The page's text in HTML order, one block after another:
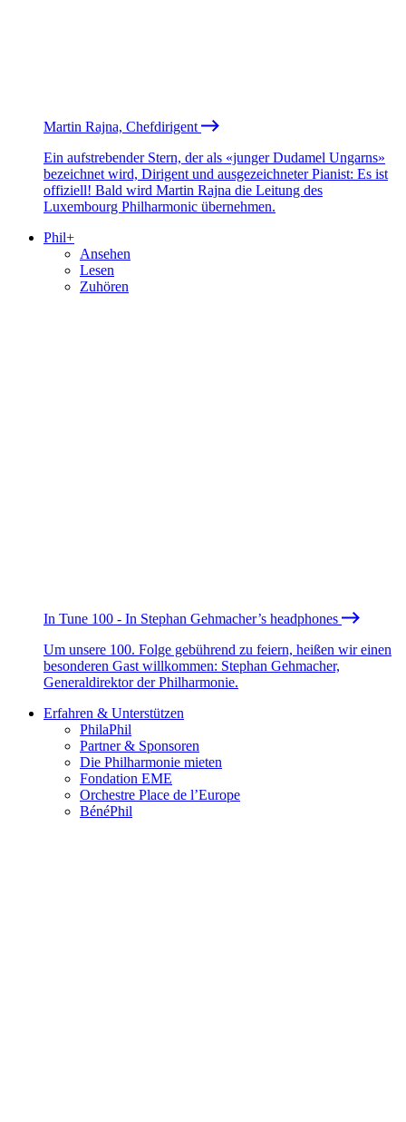
Martin Rajna, Chefdirigent
Ein aufstrebender Stern, der als «junger Dudamel Ungarns»
bezeichnet wird, Dirigent und ausgezeichneter Pianist: Es ist
offiziell! Bald wird Martin Rajna die Leitung des
Luxembourg Philharmonic übernehmen.
Phil+
Ansehen
Lesen
Zuhören
In Tune 100 - In Stephan Gehmacher’s headphones
Um unsere 100. Folge gebührend zu feiern, heißen wir einen
besonderen Gast willkommen: Stephan Gehmacher,
Generaldirektor der Philharmonie.
Erfahren & Unterstützen
PhilaPhil
Partner & Sponsoren
Die Philharmonie mieten
Fondation EME
Orchestre Place de l’Europe
BénéPhil